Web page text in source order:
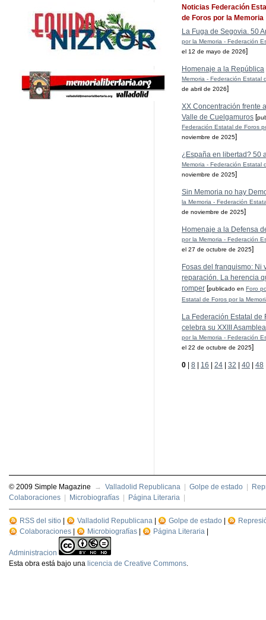
Noticias Federación
de Foros por la Memoria
La Fuga de Segovia. 50
por la Memoria - Federación
el 12 de mayo de 2026]
Homenaje a la República
Memoria - Federación Estatal
de abril de 2026]
XX Concentración frente
Valle de Cuelgamuros [
Federación Estatal de Foros
noviembre de 2025]
¿España en libertad? 50
Memoria - Federación Estatal
noviembre de 2025]
Sin Memoria no hay
la Memoria - Federación
de noviembre de 2025]
Homenaje a la Defensa
por la Memoria - Federación
el 27 de octubre de 2025]
Fosas del franquismo: Ni
reparación. La herencia
romper [publicado en Foro
Estatal de Foros por la
La Federación Estatal de
celebra su XXIII
por la Memoria - Federación
el 22 de octubre de 2025]
0 8 16 24 32 40 48
© 2009 Simple Magazine → Valladolid Republicana Golpe de estado
Colaboraciones
Microbiografías Página Literaria
RSS del sitio Valladolid Republicana Golpe de estado
Colaboraciones
Microbiografías Página Literaria
Administracion
Esta obra está bajo una licencia de Creative Commons.